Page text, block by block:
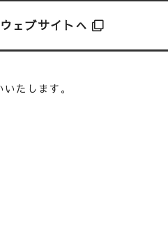
ウェブサイトへ
たします。